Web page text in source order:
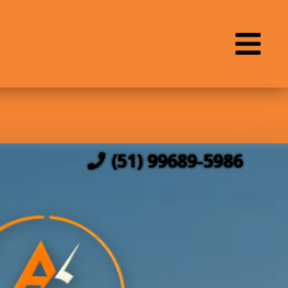
(51) 99689-5986